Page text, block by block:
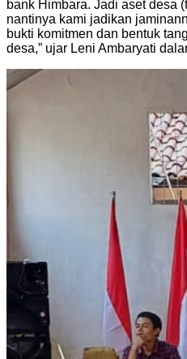
bank Himbara. Jadi aset desa
nantinya kami jadikan
bukti komitmen dan bentuk
desa,” ujar Leni Ambaryati